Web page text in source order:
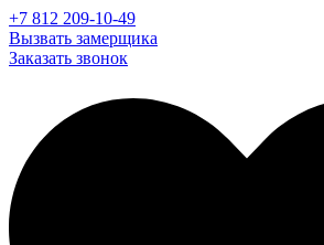
+7 812 209-10-49
Вызвать замерщика
Заказать звонок